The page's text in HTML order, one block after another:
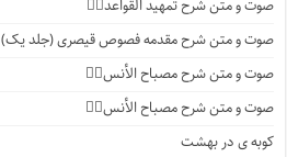
صوت و متن شرح تمهید القواعد۱️⃣
صوت و متن شرح مقدمه فصوص قیصری (جلد یک)
صوت و متن شرح مصباح الأنس۷️⃣
صوت و متن شرح مصباح الأنس۶️⃣
کوبه ی در بهشت